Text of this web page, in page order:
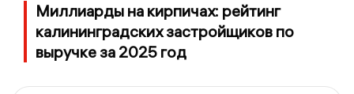
Миллиарды на кирпичах: рейтинг
калининградских застройщиков по
выручке за 2025 год